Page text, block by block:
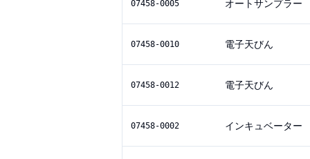
07458-0005 オートサンプラー
07458-0010 電子天びん
07458-0012 電子天びん
07458-0002 インキュベーター